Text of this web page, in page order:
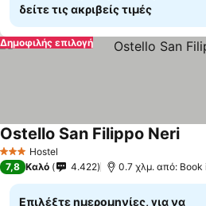
δείτε τις ακριβείς τιμές
Δημοφιλής επιλογή
3 ΑστέριαHostel
Ostello San Filippo Neri
7,8 Καλό 4.422 0.7 χλμ. από: Book
Επιλέξτε ημερομηνίες, για να